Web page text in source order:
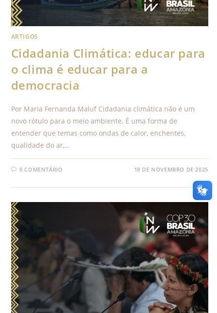
ARTIGOS
Cidadania Climática: educar para
o clima é educar para a
democracia
Por Maria Fernanda Maluf Cidadania climática não é um
novo rótulo para o meio ambiente. É uma forma de
entender que temas como ondas de calor, enchentes,
qualidade do ar,…
0 COMENTÁRIO 18 DE NOVEMBRO DE 2025